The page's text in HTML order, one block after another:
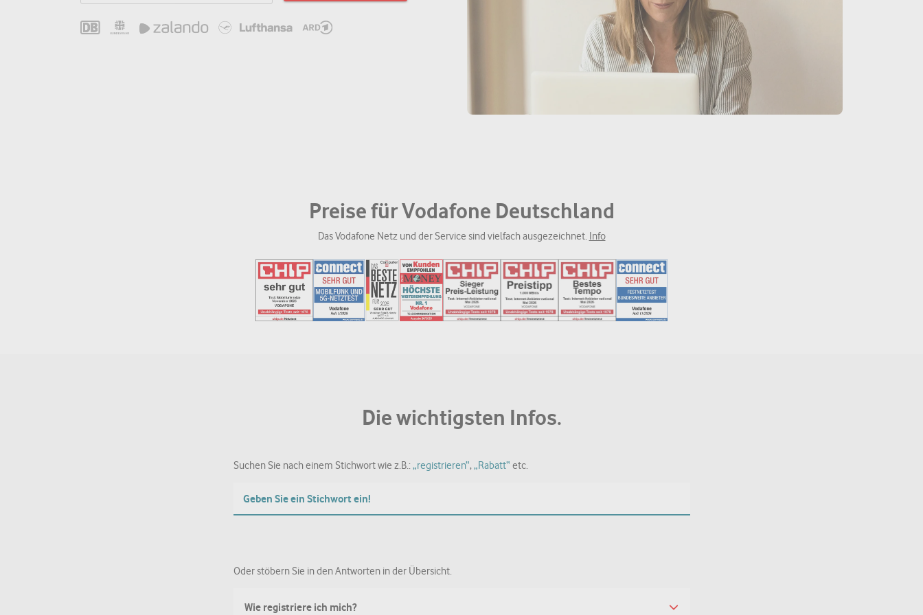
Preise für Vodafone Deutschland
Das Vodafone Netz und der Service sind vielfach ausgezeichnet. Info
Die wichtigsten Infos.
Suchen Sie nach einem Stichwort wie z.B.: „registrieren“,„Rabatt“ etc.
Oder stöbern Sie in den Antworten in der Übersicht.
Wie registriere ich mich?